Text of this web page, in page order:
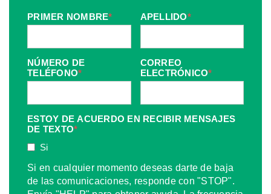
PRIMER NOMBRE* APELLIDO*
NÚMERO DE
TELÉFONO*
CORREO
ELECTRÓNICO*
ESTOY DE ACUERDO EN RECIBIR MENSAJES
DE TEXTO*
Si
Si en cualquier momento deseas darte de baja
de las comunicaciones, responde con "STOP".